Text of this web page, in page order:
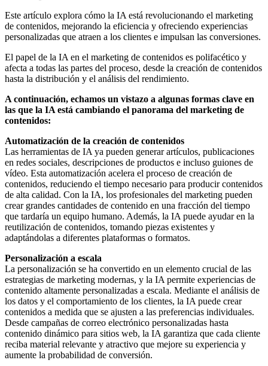
Este artículo explora cómo la IA está revolucionando el marketing
de contenidos, mejorando la eficiencia y ofreciendo experiencias
personalizadas que atraen a los clientes e impulsan las conversiones.
El papel de la IA en el marketing de contenidos es polifacético y
afecta a todas las partes del proceso, desde la creación de contenidos
hasta la distribución y el análisis del rendimiento.
A continuación, echamos un vistazo a algunas formas clave en
las que la IA está cambiando el panorama del marketing de
contenidos:
Automatización de la creación de contenidos
Las herramientas de IA ya pueden generar artículos, publicaciones
en redes sociales, descripciones de productos e incluso guiones de
vídeo. Esta automatización acelera el proceso de creación de
contenidos, reduciendo el tiempo necesario para producir contenidos
de alta calidad. Con la IA, los profesionales del marketing pueden
crear grandes cantidades de contenido en una fracción del tiempo
que tardaría un equipo humano. Además, la IA puede ayudar en la
reutilización de contenidos, tomando piezas existentes y
adaptándolas a diferentes plataformas o formatos.
Personalización a escala
La personalización se ha convertido en un elemento crucial de las
estrategias de marketing modernas, y la IA permite experiencias de
contenido altamente personalizadas a escala. Mediante el análisis de
los datos y el comportamiento de los clientes, la IA puede crear
contenidos a medida que se ajusten a las preferencias individuales.
Desde campañas de correo electrónico personalizadas hasta
contenido dinámico para sitios web, la IA garantiza que cada cliente
reciba material relevante y atractivo que mejore su experiencia y
aumente la probabilidad de conversión.